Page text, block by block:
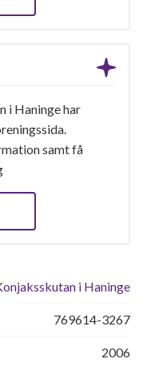
i Haninge har
samt få
i Haninge
769614-3267
2006